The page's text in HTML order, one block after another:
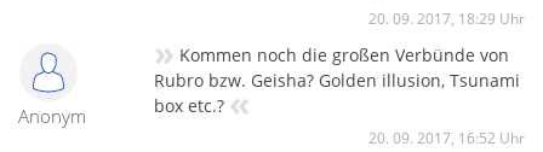
20. 09. 2017, 18:29 Uhr
Anonym
» Kommen noch die großen Verbünde von
Rubro bzw. Geisha? Golden illusion, Tsunami
box etc.? «
20. 09. 2017, 16:52 Uhr